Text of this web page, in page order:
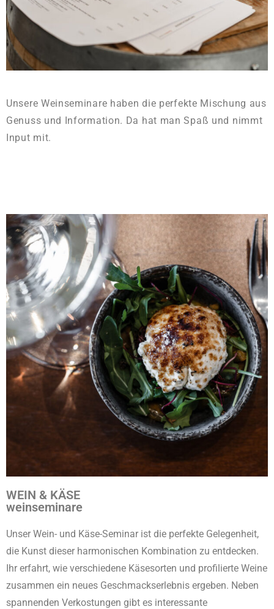
Unsere Weinseminare haben die perfekte Mischung aus
Genuss und Information. Da hat man Spaß und nimmt
Input mit.
WEIN & KÄSE
weinseminare
Unser Wein- und Käse-Seminar ist die perfekte Gelegenheit,
die Kunst dieser harmonischen Kombination zu entdecken.
Ihr erfahrt, wie verschiedene Käsesorten und profilierte Weine
zusammen ein neues Geschmackserlebnis ergeben. Neben
spannenden Verkostungen gibt es interessante